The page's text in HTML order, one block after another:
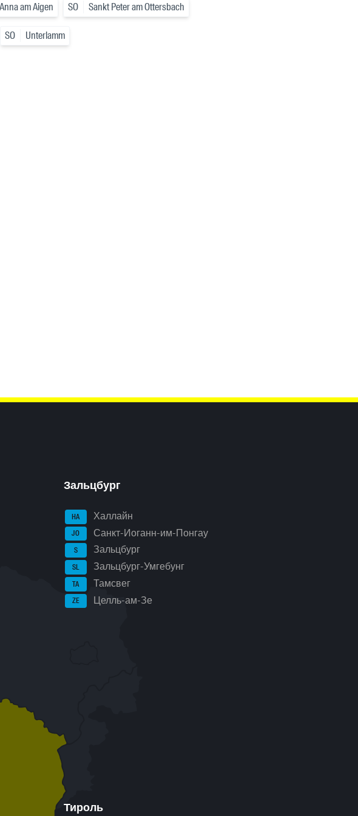
am Aigen SO Sankt Peter am Ottersbach
SO Unterlamm
Зальцбург
HA Халлайн
JO Санкт-Иоганн-им-Понгау
S Зальцбург
SL Зальцбург-Умгебунг
TA Тамсвег
ZE Целль-ам-Зе
Тироль